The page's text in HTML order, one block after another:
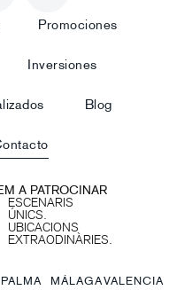
Promociones
Inversiones
Blog
A PATROCINAR
ESCENARIS
ÚNICS.
UBICACIONS
EXTRAODINÀRIES.
PALMA
MÁLAGAVALENCIA